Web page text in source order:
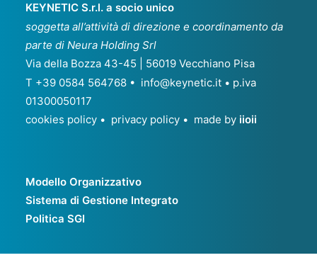
KEYNETIC S.r.l. a socio unico
soggetta all’attività di direzione e coordinamento da
parte di Neura Holding Srl
Via della Bozza 43-45 | 56019 Vecchiano Pisa
T +39 0584 564768 • info@keynetic.it • p.iva
01300050117
cookies policy • privacy policy • made by iioii
Modello Organizzativo
Sistema di Gestione Integrato
Politica SGI